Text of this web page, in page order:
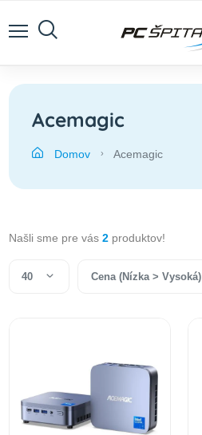
Acemagic
Domov Acemagic
Našli sme pre vás 2produktov!
40 Cena (Nízka > Vysoká)